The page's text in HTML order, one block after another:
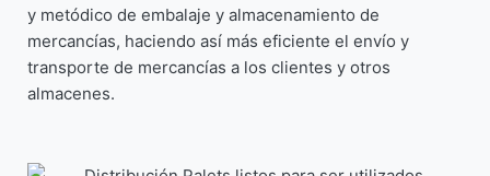
y metódico de embalaje y almacenamiento de
mercancías, haciendo así más eficiente el envío y
transporte de mercancías a los clientes y otros
almacenes.